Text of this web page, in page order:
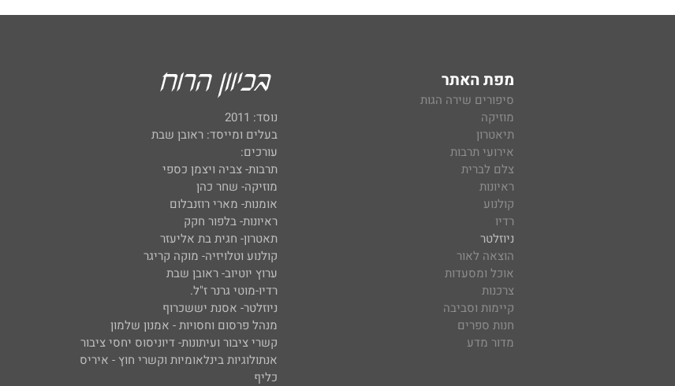
מפת האתר
סיפורים שירה הגות
מוזיקה
תיאטרון
אירועי תרבות
צלם לברית
ראיונות
קולנוע
רדיו
ניוזלטר
הוצאה לאור
אוכל ומסעדות
צרכנות
קיימות וסביבה
חנות ספרים
מדור מדע
נוסד: 2011
בעלים ומייסד: ראובן שבת
עורכים:
תרבות- צביה ויצמן כספי
מוזיקה- שחר כהן
אומנות- מארי רוזנבלום
ראיונות- בלפור חקק
תאטרון- חגית בת אליעזר
קולנוע וטלויזיה- מוקה קריגר
ערוץ יוטיוב- ראובן שבת
רדיו-מוטי גרנר ז"ל.
ניוזלטר- אסנת יששכרוף
מנהל פרסום וחסויות - אמנון שלמון
קשרי ציבור ועיתונות- דיוניסוס יחסי ציבור
אנתולוגיות בינלאומיות וקשרי חוץ - איריס
כליף